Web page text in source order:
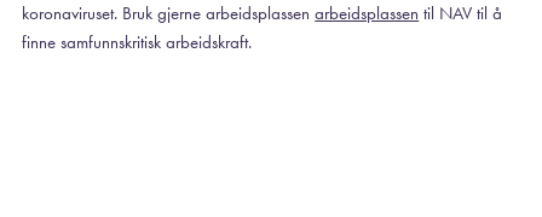
koronaviruset. Bruk gjerne arbeidsplassenarbeidsplassen til NAV til å
finne samfunnskritisk arbeidskraft.